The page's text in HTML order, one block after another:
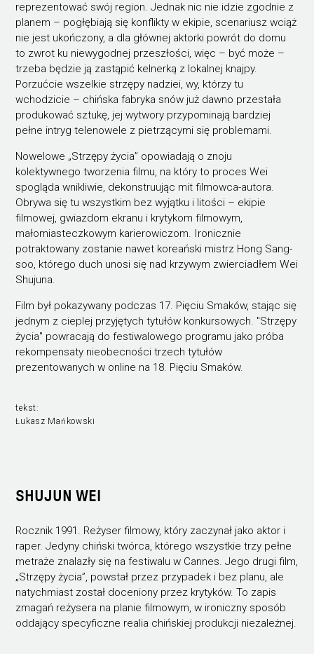
reprezentować swój region. Jednak nic nie idzie zgodnie z
planem – pogłębiają się konflikty w ekipie, scenariusz wciąż
nie jest ukończony, a dla głównej aktorki powrót do domu
to zwrot ku niewygodnej przeszłości, więc – być może –
trzeba będzie ją zastąpić kelnerką z lokalnej knajpy.
Porzućcie wszelkie strzępy nadziei, wy, którzy tu
wchodzicie – chińska fabryka snów już dawno przestała
produkować sztukę, jej wytwory przypominają bardziej
pełne intryg telenowele z pietrzącymi się problemami.
Nowelowe „Strzępy życia” opowiadają o znoju
kolektywnego tworzenia filmu, na który to proces Wei
spogląda wnikliwie, dekonstruując mit filmowca-autora.
Obrywa się tu wszystkim bez wyjątku i litości – ekipie
filmowej, gwiazdom ekranu i krytykom filmowym,
małomiasteczkowym karierowiczom. Ironicznie
potraktowany zostanie nawet koreański mistrz Hong Sang-
soo, którego duch unosi się nad krzywym zwierciadłem Wei
Shujuna.
Film był pokazywany podczas 17. Pięciu Smaków, stając się
jednym z cieplej przyjętych tytułów konkursowych. "Strzępy
życia" powracają do festiwalowego programu jako próba
rekompensaty nieobecności trzech tytułów
prezentowanych w online na 18. Pięciu Smaków.
tekst:
Łukasz Mańkowski
SHUJUN WEI
Rocznik 1991. Reżyser filmowy, który zaczynał jako aktor i
raper. Jedyny chiński twórca, którego wszystkie trzy pełne
metraże znalazły się na festiwalu w Cannes. Jego drugi film,
„Strzępy życia”, powstał przez przypadek i bez planu, ale
natychmiast został doceniony przez krytyków. To zapis
zmagań reżysera na planie filmowym, w ironiczny sposób
oddający specyficzne realia chińskiej produkcji niezależnej.